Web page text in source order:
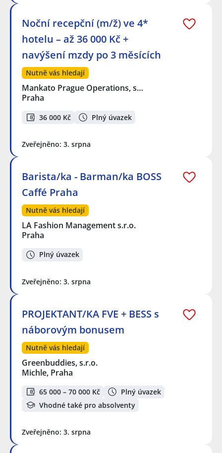
Noční recepční (m/ž) ve 4*
hotelu – až 36 000 Kč +
navýšení mzdy po 3 měsících
Nutně vás hledají
Mankato Prague Operations, s…
Praha
36 000 Kč Plný úvazek
Zveřejněno: 3. srpna
Barista/ka - Barman/ka BOSS
Caffé Praha
Nutně vás hledají
LA Fashion Management s.r.o.
Praha
Plný úvazek
Zveřejněno: 3. srpna
PROJEKTANT/KA FVE + BESS s
náborovým bonusem
Nutně vás hledají
Greenbuddies, s.r.o.
Michle, Praha
65 000 – 70 000 Kč
Plný úvazek
Vhodné také pro absolventy
Zveřejněno: 3. srpna